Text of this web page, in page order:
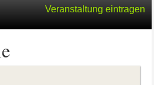
Veranstaltung eintragen